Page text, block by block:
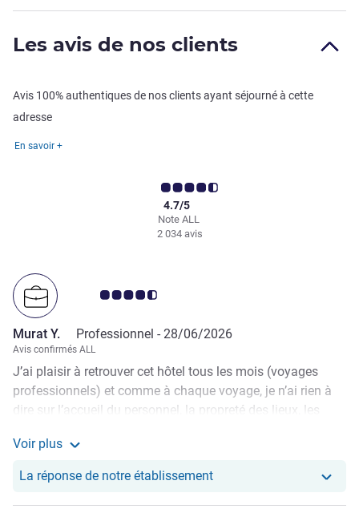
Les avis de nos clients
Avis 100% authentiques de nos clients ayant séjourné à cette
adresse
En savoir +
Note ALL
4.7/5
2 034 avis
Note Avis clients 4.5/5
Murat Y. Professionnel - 28/06/2026
Avis confirmés ALL
J’ai plaisir à retrouver cet hôtel tous les mois (voyages
professionnels) et comme à chaque voyage, je n’ai rien à
dire sur l’accueil du personnel, la propreté des lieux, les
hammam, salle de sport, restaurants), tout est toujours
parfaits. Sa situation géographique est un vrai atout :
proche du tram, des navettes fluviales (idéale pour passer
sur la rive asiatique), et sites touristiques accessibles à
Voir plus
La réponse de notre établissementNotre hôtel a repondu au